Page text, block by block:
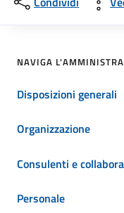
NAVIGA
Disposizioni generali
Organizzazione
Consulenti e
Personale